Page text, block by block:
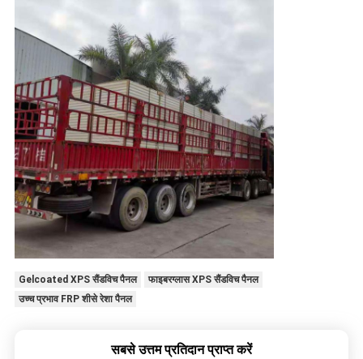
Gelcoated XPS सैंडविच पैनल
फाइबरग्लास XPS सैंडविच पैनल
उच्च प्रभाव FRP शीसे रेशा पैनल
सबसे उत्तम प्रतिदान प्राप्त करें